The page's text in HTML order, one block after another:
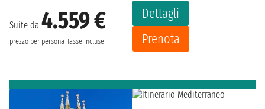
Suite da 4.559 €
prezzo per persona Tasse incluse
Dettagli
Prenota